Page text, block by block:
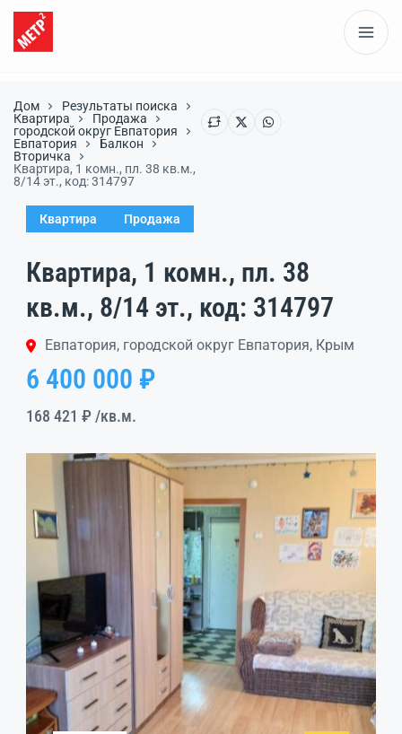
Дом
Результаты поиска
Квартира
Продажа
городской округ Евпатория
Евпатория
Балкон
Вторичка
Квартира, 1 комн., пл. 38 кв.м.,
8/14 эт., код: 314797
Квартира Продажа
Квартира, 1 комн., пл. 38
кв.м., 8/14 эт., код: 314797
Евпатория, городской округ Евпатория, Крым
6 400 000 ₽
168 421 ₽ /кв.м.